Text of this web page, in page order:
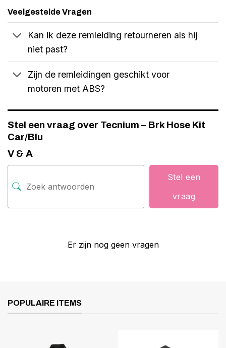
Veelgestelde Vragen
Kan ik deze remleiding retourneren als hij
niet past?
Zijn de remleidingen geschikt voor
motoren met ABS?
Stel een vraag over Tecnium – Brk Hose Kit
Car/Blu
V & A
Stel een
vraag
Er zijn nog geen vragen
POPULAIRE ITEMS